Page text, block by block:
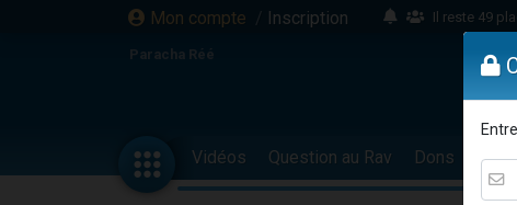
Mon compte / Inscription
Il reste 49
16
2 personnes
Paracha Réé
Vidéos Question au Rav Dons